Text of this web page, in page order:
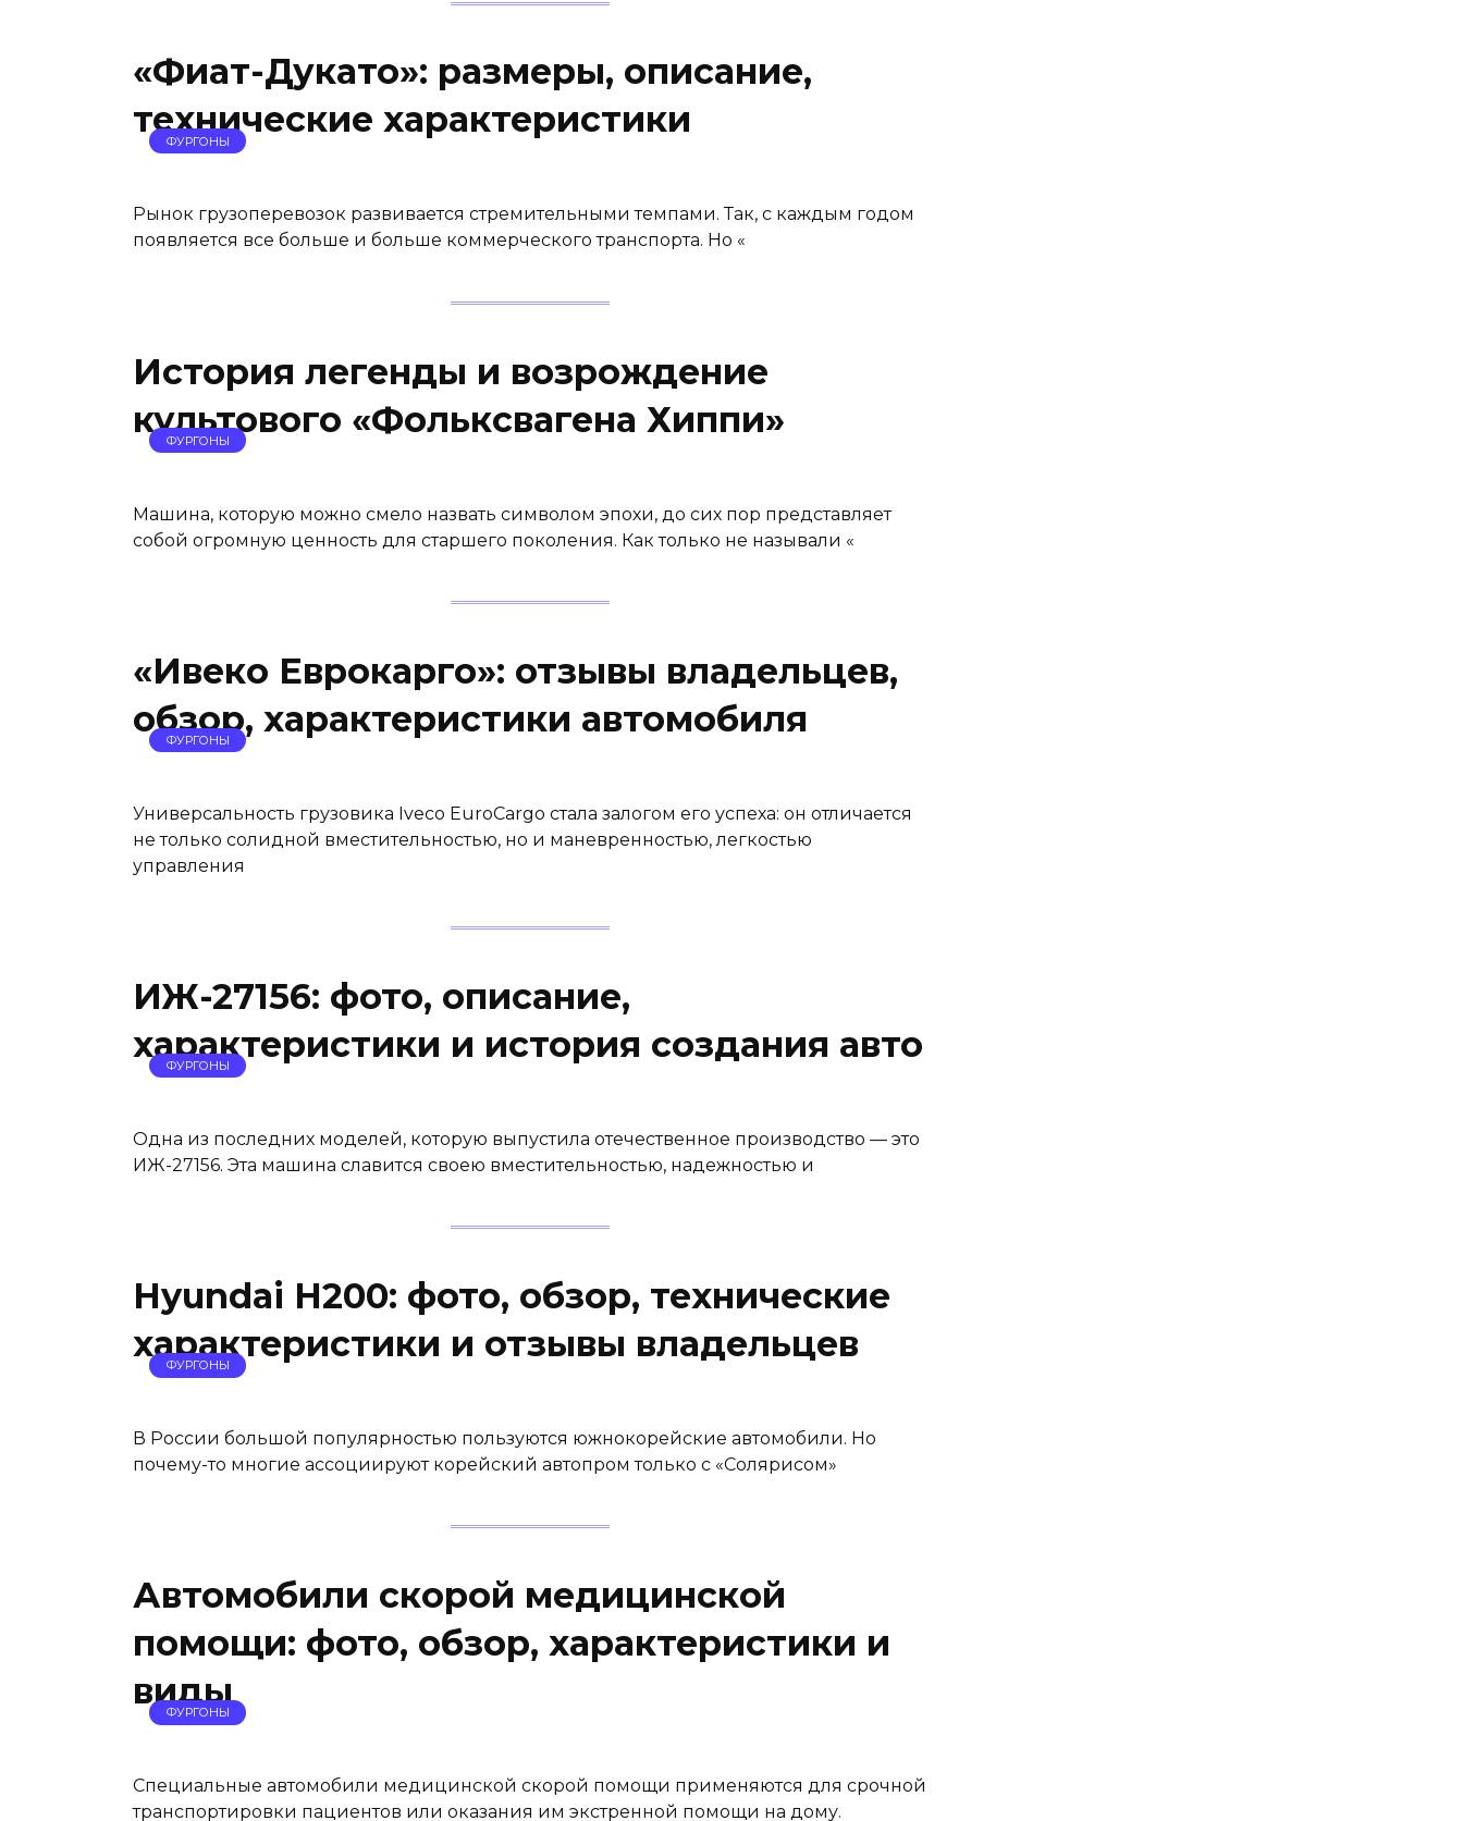
«Фиат-Дукато»: размеры, описание,
технические характеристики
ФУРГОНЫ
Рынок грузоперевозок развивается стремительными темпами. Так, с каждым годом
появляется все больше и больше коммерческого транспорта. Но «
История легенды и возрождение
культового «Фольксвагена Хиппи»
ФУРГОНЫ
Машина, которую можно смело назвать символом эпохи, до сих пор представляет
собой огромную ценность для старшего поколения. Как только не называли «
«Ивеко Еврокарго»: отзывы владельцев,
обзор, характеристики автомобиля
ФУРГОНЫ
Универсальность грузовика Iveco EuroCargo стала залогом его успеха: он отличается
не только солидной вместительностью, но и маневренностью, легкостью
управления
ИЖ-27156: фото, описание,
характеристики и история создания авто
ФУРГОНЫ
Одна из последних моделей, которую выпустила отечественное производство — это
ИЖ-27156. Эта машина славится своею вместительностью, надежностью и
Hyundai H200: фото, обзор, технические
характеристики и отзывы владельцев
ФУРГОНЫ
В России большой популярностью пользуются южнокорейские автомобили. Но
почему-то многие ассоциируют корейский автопром только с «Солярисом»
Автомобили скорой медицинской
помощи: фото, обзор, характеристики и
виды
ФУРГОНЫ
Специальные автомобили медицинской скорой помощи применяются для срочной
транспортировки пациентов или оказания им экстренной помощи на дому.